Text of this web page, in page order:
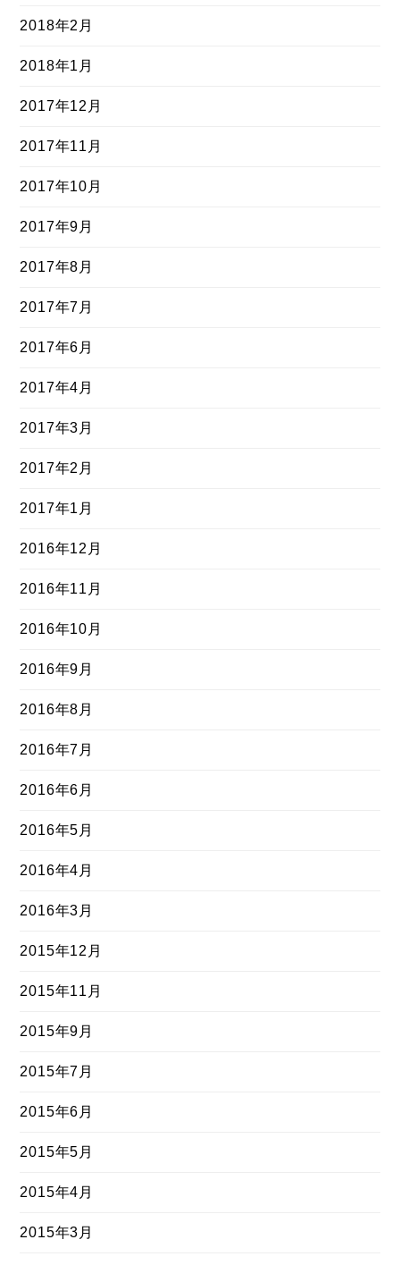
2018年2月
2018年1月
2017年12月
2017年11月
2017年10月
2017年9月
2017年8月
2017年7月
2017年6月
2017年4月
2017年3月
2017年2月
2017年1月
2016年12月
2016年11月
2016年10月
2016年9月
2016年8月
2016年7月
2016年6月
2016年5月
2016年4月
2016年3月
2015年12月
2015年11月
2015年9月
2015年7月
2015年6月
2015年5月
2015年4月
2015年3月